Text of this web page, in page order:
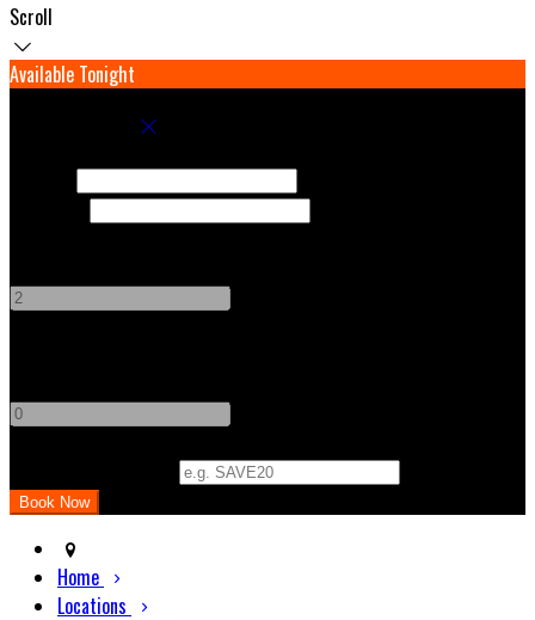
Scroll
Available Tonight
Home
Locations